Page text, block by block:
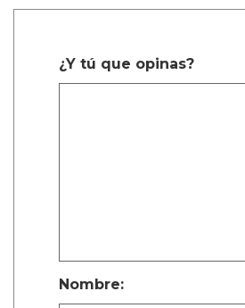
¿Y tú que opinas?
Nombre: